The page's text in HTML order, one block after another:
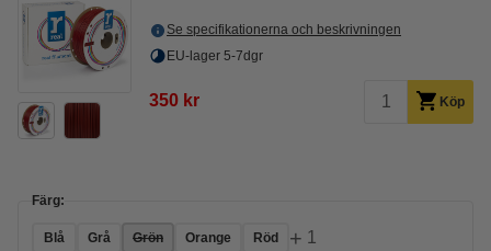
Se specifikationerna och beskrivningen
EU-lager 5-7dgr
350 kr Köp
Färg:
Blå Grå Grön Orange Röd + 1